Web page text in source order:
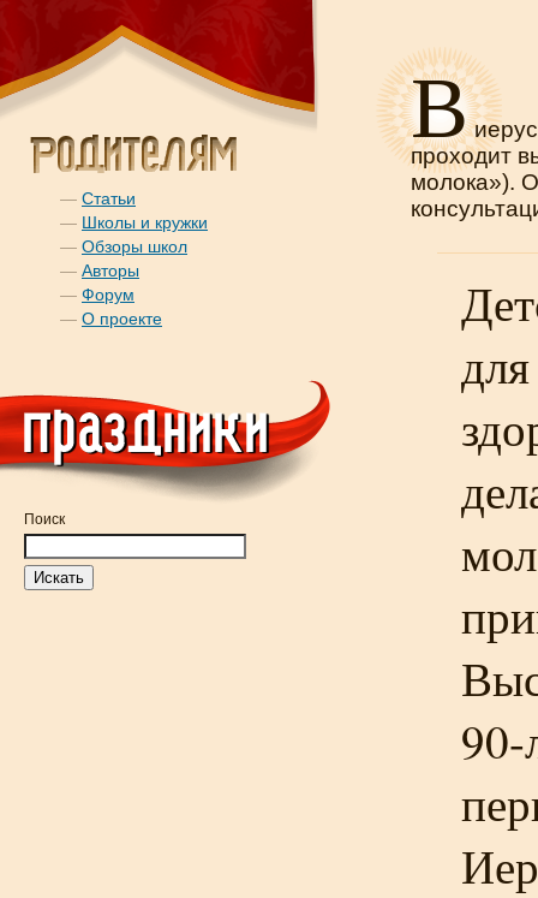
— Статьи
— Школы и кружки
— Обзоры школ
— Авторы
— Форум
— О проекте
Поиск
В
проходит
молока»).